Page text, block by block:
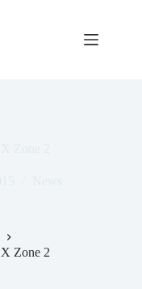
Zone 2